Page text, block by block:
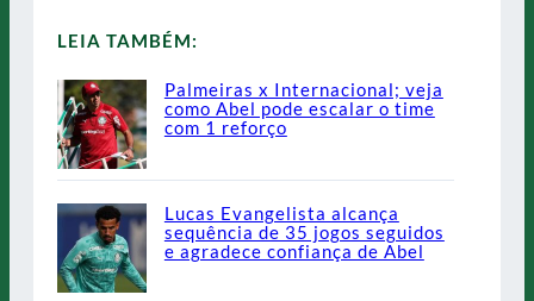
LEIA TAMBÉM:
Palmeiras x Internacional; veja
como Abel pode escalar o time
com 1 reforço
Lucas Evangelista alcança
sequência de 35 jogos seguidos
e agradece confiança de Abel